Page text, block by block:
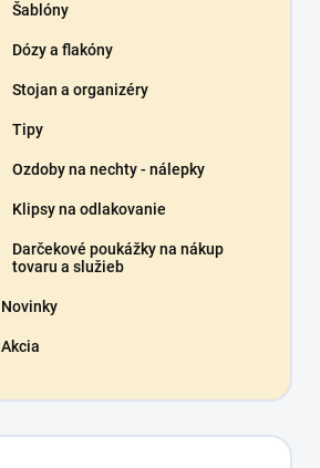
Šablóny
Dózy a flakóny
Stojan a organizéry
Tipy
Ozdoby na nechty - nálepky
Klipsy na odlakovanie
Darčekové poukážky na nákup
tovaru a služieb
Novinky
Akcia